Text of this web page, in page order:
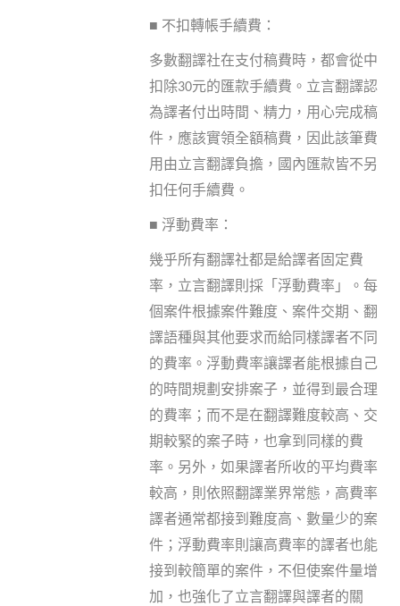
■ 不扣轉帳手續費：
多數翻譯社在支付稿費時，都會從中
扣除30元的匯款手續費。立言翻譯認
為譯者付出時間、精力，用心完成稿
件，應該實領全額稿費，因此該筆費
用由立言翻譯負擔，國內匯款皆不另
扣任何手續費。
■ 浮動費率：
幾乎所有翻譯社都是給譯者固定費
率，立言翻譯則採「浮動費率」。每
個案件根據案件難度、案件交期、翻
譯語種與其他要求而給同樣譯者不同
的費率。浮動費率讓譯者能根據自己
的時間規劃安排案子，並得到最合理
的費率；而不是在翻譯難度較高、交
期較緊的案子時，也拿到同樣的費
率。另外，如果譯者所收的平均費率
較高，則依照翻譯業界常態，高費率
譯者通常都接到難度高、數量少的案
件；浮動費率則讓高費率的譯者也能
接到較簡單的案件，不但使案件量增
加，也強化了立言翻譯與譯者的關